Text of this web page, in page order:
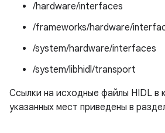
/hardware/interfaces
/frameworks/hardware/
/system/hardware/interfaces
/system/libhidl/transport
Ссылки на исходные файлы HIDL в
указанных мест приведены в